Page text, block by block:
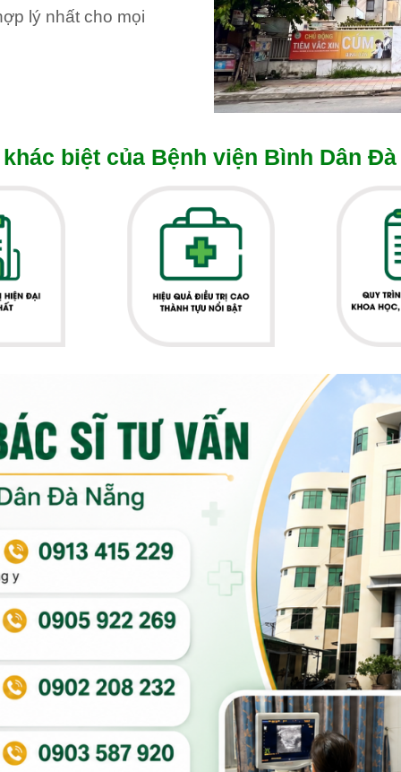
lý nhất cho mọi
biệt của Bệnh viện Bình Dân Đà